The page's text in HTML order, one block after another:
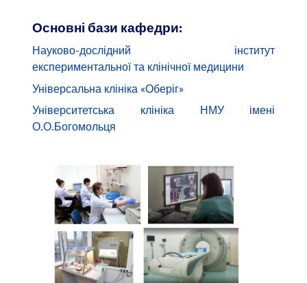
Основні бази кафедри:
Науково-дослідний інститут
експериментальної та клінічної медицини
Універсальна клініка «Оберіг»
Університетська клініка НМУ імені
О.О.Богомольця